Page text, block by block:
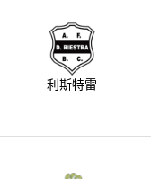
利斯特雷